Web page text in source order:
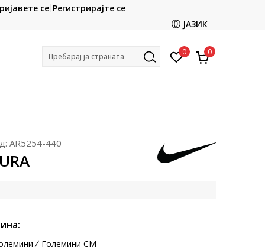
CLICK & COLLECT
со картичка online и подигнете во продавницата
се Регистрирајте се
ЈАЗИК
Пребарај ја страната 0 0
AR5254-440
Големини CM